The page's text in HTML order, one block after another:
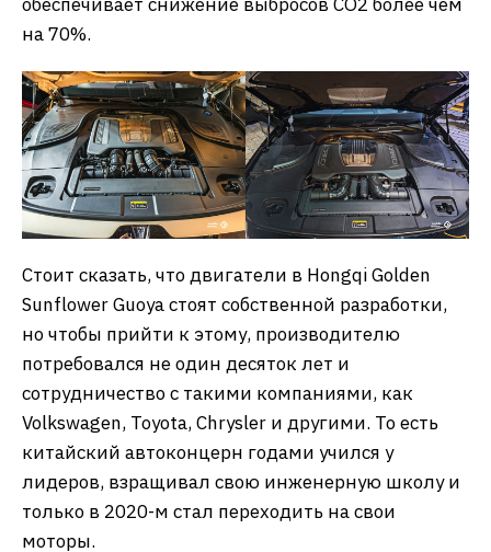
на 70%.
Стоит сказать, что двигатели в Hongqi Golden
Sunflower Guoya стоят собственной разработки,
но чтобы прийти к этому, производителю
потребовался не один десяток лет и
сотрудничество с такими компаниями, как
Volkswagen, Toyota, Chrysler и другими. То есть
китайский автоконцерн годами учился у
лидеров, взращивал свою инженерную школу и
только в 2020-м стал переходить на свои
моторы.